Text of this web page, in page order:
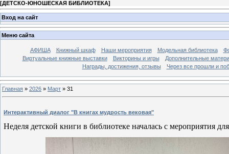
[ДЕТСКО-ЮНОШЕСКАЯ БИБЛИОТЕКА]
Вход на сайт
Меню сайта
АФИША Книжный шкаф Наши мероприятия Модельная библиотека
Виртуальные книжные выставки
Викторины и игры
Дополнительные
Награды, достижения, отзывы
Через все прошли и
Главная » 2026 » Март » 31
Интерактивный диалог "В книгах мудрость вековая"
Неделя детской книги в библиотеке началась с мероприятия